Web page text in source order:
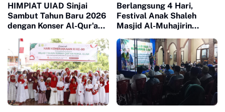
HIMPIAT UIAD Sinjai
Sambut Tahun Baru 2026
dengan Konser Al-Qur'an
Berlangsung 4 Hari,
Festival Anak Shaleh
Masjid Al-Muhajirin